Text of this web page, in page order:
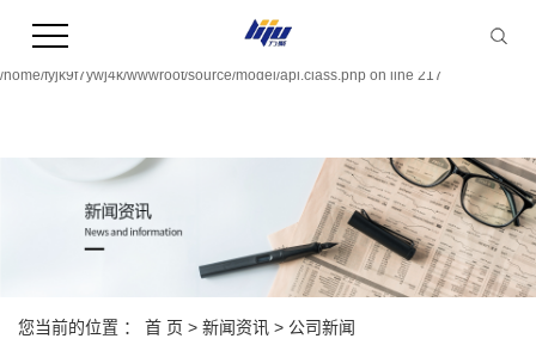
file_put_contents(/home/fyjk9f7ywj4k/wwwroot/source/cache/license_cache.php):
/home/fyjk9f7ywj4k/wwwroot/source/model/api.class.php on line 217
您当前的位置 ： 首 页 > 新闻资讯 > 公司新闻